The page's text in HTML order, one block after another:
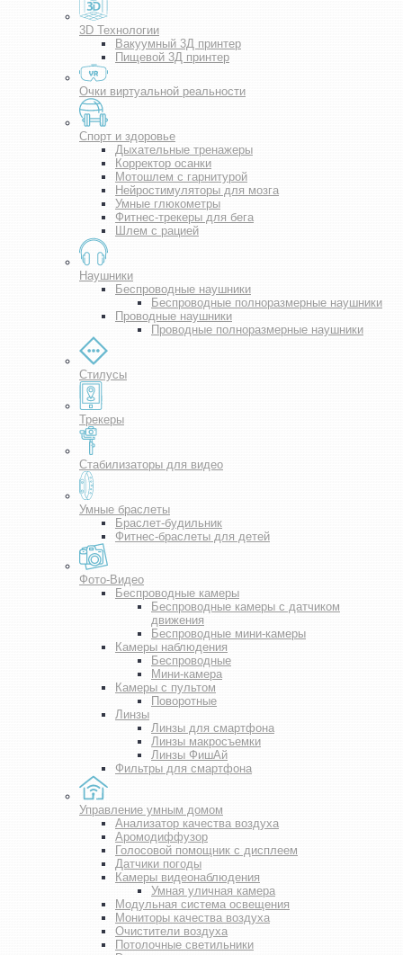
3D Технологии
Вакуумный 3Д принтер
Пищевой 3Д принтер
Очки виртуальной реальности
Спорт и здоровье
Дыхательные тренажеры
Корректор осанки
Мотошлем с гарнитурой
Нейростимуляторы для мозга
Умные глюкометры
Фитнес-трекеры для бега
Шлем с рацией
Наушники
Беспроводные наушники
Беспроводные полноразмерные наушники
Проводные наушники
Проводные полноразмерные наушники
Стилусы
Трекеры
Стабилизаторы для видео
Умные браслеты
Браслет-будильник
Фитнес-браслеты для детей
Фото-Видео
Беспроводные камеры
Беспроводные камеры с датчиком
движения
Беспроводные мини-камеры
Камеры наблюдения
Беспроводные
Мини-камера
Камеры с пультом
Поворотные
Линзы
Линзы для смартфона
Линзы макросъемки
Линзы ФишАй
Фильтры для смартфона
Управление умным домом
Анализатор качества воздуха
Аромодиффузор
Голосовой помощник с дисплеем
Датчики погоды
Камеры видеонаблюдения
Умная уличная камера
Модульная система освещения
Мониторы качества воздуха
Очистители воздуха
Потолочные светильники